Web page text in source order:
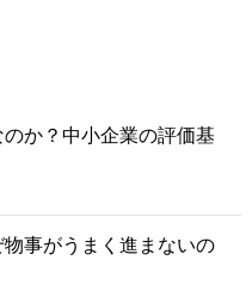
か？中小企業の評価基
事がうまく進まないの